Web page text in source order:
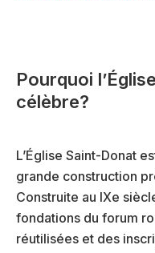
Pourquoi
célèbre?
L’Église Saint-Donat
grande construction
Construite au IXe
fondations du forum
réutilisées et des